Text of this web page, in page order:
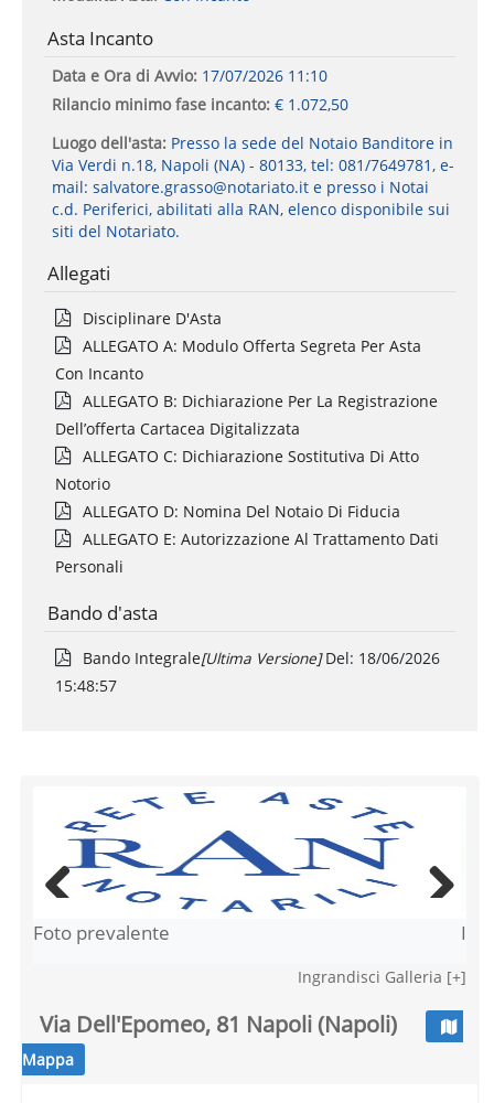
Asta Incanto
Data e Ora di Avvio: 17/07/2026 11:10
Rilancio minimo fase incanto:€ 1.072,50
Luogo dell'asta: Presso la sede del Notaio Banditore in
Via Verdi n.18, Napoli (NA) - 80133, tel: 081/7649781, e-
mail: salvatore.grasso@notariato.it e presso i Notai
c.d. Periferici, abilitati alla RAN, elenco disponibile sui
siti del Notariato.
Allegati
Disciplinare D'Asta
ALLEGATO A: Modulo Offerta Segreta Per Asta
Con Incanto
ALLEGATO B: Dichiarazione Per La Registrazione
Dell’offerta Cartacea Digitalizzata
ALLEGATO C: Dichiarazione Sostitutiva Di Atto
Notorio
ALLEGATO D: Nomina Del Notaio Di Fiducia
ALLEGATO E: Autorizzazione Al Trattamento Dati
Personali
Bando d'asta
Bando Integrale[ultima Versione]Del: 18/06/2026
15:48:57
Foto prevalente
Previous
Ingrandisci Galleria [+]
Via Dell'Epomeo, 81 Napoli (Napoli)
Mappa